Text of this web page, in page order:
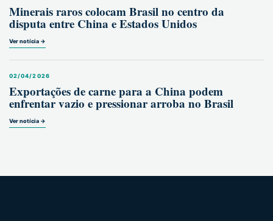
Minerais raros colocam Brasil no centro da
disputa entre China e Estados Unidos
Ver notícia →
02/04/2026
Exportações de carne para a China podem
enfrentar vazio e pressionar arroba no Brasil
Ver notícia →